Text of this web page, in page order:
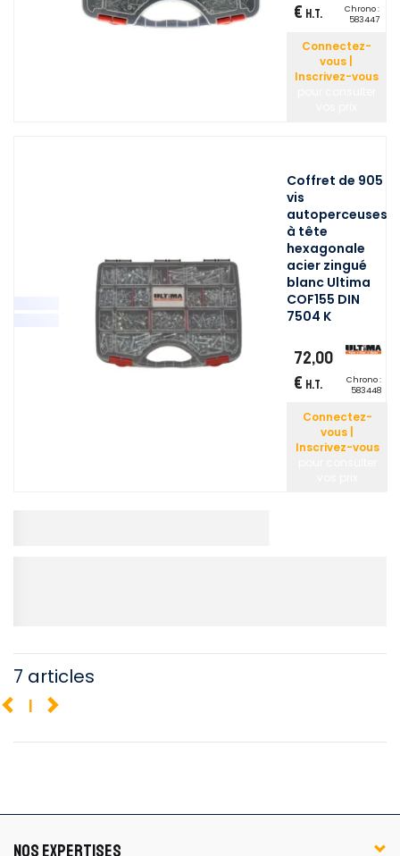
€ H.T.
Chrono :
583447
Connectez-
vous |
Inscrivez-vous
Coffret de 905
vis
autoperceuses
à tête
hexagonale
acier zingué
blanc Ultima
COF155 DIN
7504 K
72,00
€ H.T.
Chrono :
583448
Connectez-
vous |
Inscrivez-vous
7 articles
1
NOS EXPERTISES